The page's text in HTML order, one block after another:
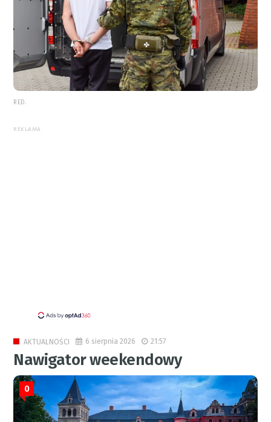
RED.
REKLAMA
AKTUALNOŚCI 6 sierpnia 2026 21:57
Nawigator weekendowy
0